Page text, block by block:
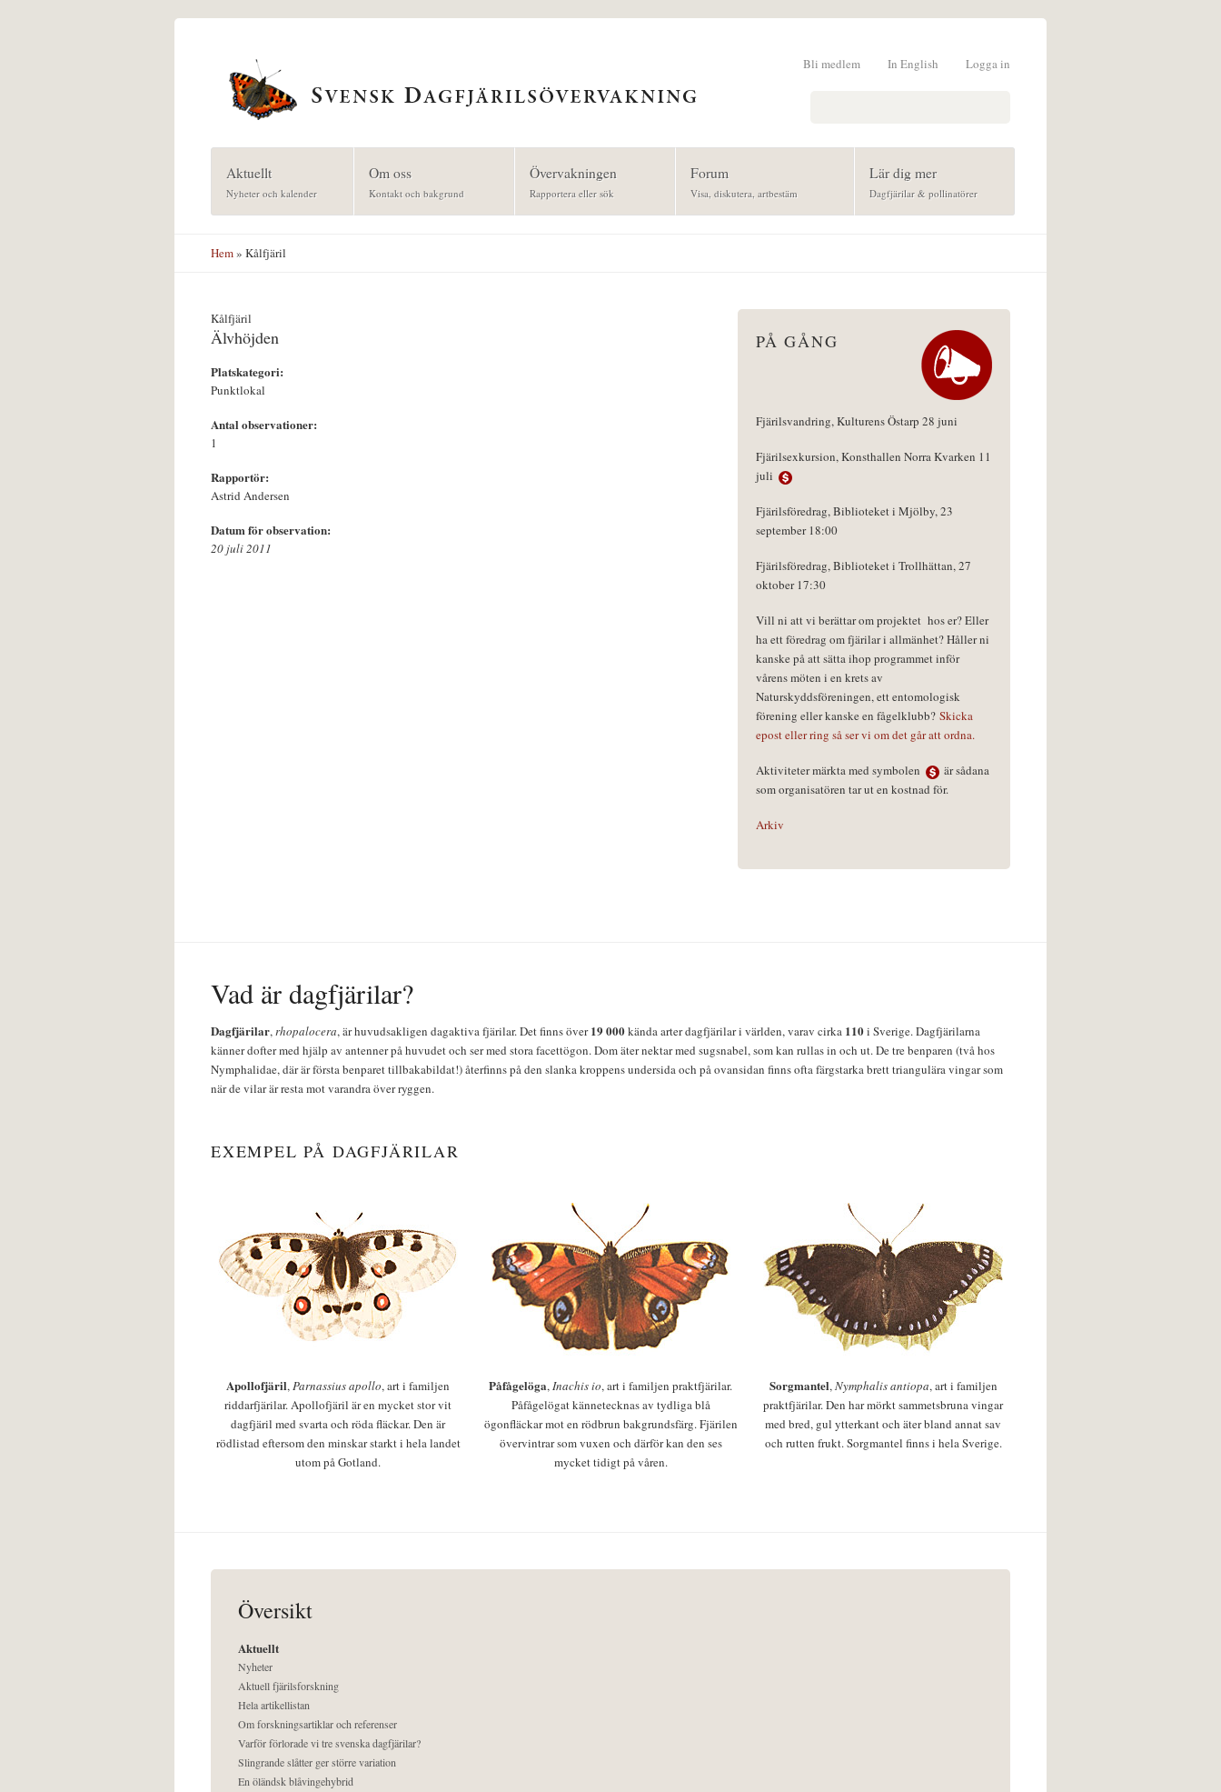
Logga in
In English
Bli medlem
Aktuellt
Nyheter och kalender
Om oss
Kontakt och bakgrund
Övervakningen
Rapportera eller sök
Forum
Visa, diskutera, artbestäm
Lär dig mer
Dagfjärilar & pollinatörer
Hem» Kålfjäril
Kålfjäril
Älvhöjden
Platskategori:
Punktlokal
Antal observationer:
1
Rapportör:
Astrid Andersen
Datum för observation:
20 juli 2011
PÅ GÅNG
Fjärilsvandring, Kulturens Östarp 28 juni
Fjärilsexkursion, Konsthallen Norra Kvarken 11
juli
Fjärilsföredrag, Biblioteket i Mjölby, 23
september 18:00
Fjärilsföredrag, Biblioteket i Trollhättan, 27
oktober 17:30
Vill ni att vi berättar om projektet hos er? Eller
ha ett föredrag om fjärilar i allmänhet? Håller ni
kanske på att sätta ihop programmet inför
vårens möten i en krets av
Naturskyddsföreningen, ett entomologisk
förening eller kanske en fågelklubb? Skicka
epost eller ring så ser vi om det går att ordna.
Aktiviteter märkta med symbolen
är sådana
som organisatören tar ut en kostnad för.
Arkiv
Vad är dagfjärilar?
Dagfjärilar,rhopalocera, är huvudsakligen dagaktiva fjärilar. Det finns över19 000kända arter dagfjärilar i världen, varav cirka 110i Sverige. Dagfjärilarna
känner dofter med hjälp av antenner på huvudet och ser med stora facettögon. Dom äter nektar med sugsnabel, som kan rullas in och ut. De tre benparen (två hos
Nymphalidae, där är första benparet tillbakabildat!) återfinns på den slanka kroppens undersida och på ovansidan finns ofta färgstarka brett triangulära vingar som
när de vilar är resta mot varandra över ryggen.
EXEMPEL PÅ DAGFJÄRILAR
Apollofjäril,Parnassius apollo, art i familjen
riddarfjärilar. Apollofjäril är en mycket stor vit
dagfjäril med svarta och röda fläckar. Den är
rödlistad eftersom den minskar starkt i hela landet
utom på Gotland.
Påfågelöga,Inachis io, art i familjen praktfjärilar.
Påfågelögat kännetecknas av tydliga blå
ögonfläckar mot en rödbrun bakgrundsfärg. Fjärilen
övervintrar som vuxen och därför kan den ses
mycket tidigt på våren.
Sorgmantel,Nymphalis antiopa, art i familjen
praktfjärilar. Den har mörkt sammetsbruna vingar
med bred, gul ytterkant och äter bland annat sav
och rutten frukt. Sorgmantel finns i hela Sverige.
Översikt
Aktuellt
Nyheter
Aktuell fjärilsforskning
Hela artikellistan
Om forskningsartiklar och referenser
Varför förlorade vi tre svenska dagfjärilar?
Slingrande slåtter ger större variation
En öländsk blåvingehybrid